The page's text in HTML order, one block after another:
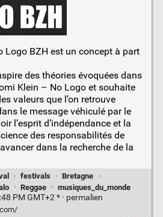
Logo BZH est un concept à part
des théories évoquées dans
Klein – No Logo et souhaite
valeurs que l’on retrouve
le message véhiculé par le
l’esprit d’indépendance et la
des responsabilités de
dans la recherche de la
· festivals · Bretagne
·
· Reggae · musiques_du_monde
PM GMT+2 * · permalien